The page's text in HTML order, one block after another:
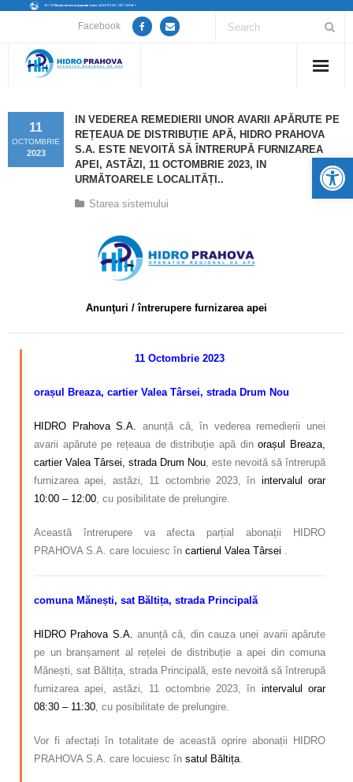
Facebook
Despre noi
Anunțuri lucrări / opriri apă
Comunicare
Contact
IN VEDEREA REMEDIERII UNOR AVARII APĂRUTE PE
REȚEAUA DE DISTRIBUȚIE APĂ, HIDRO PRAHOVA
S.A. ESTE NEVOITĂ SĂ ÎNTRERUPĂ FURNIZAREA
APEI, ASTĂZI, 11 OCTOMBRIE 2023, IN
URMĂTOARELE LOCALITĂȚI..
11
OCTOMBRIE
2023
Starea sistemului
Anunţuri / întrerupere furnizarea apei
11 Octombrie 2023
orașul Breaza, cartier Valea Târsei, strada Drum Nou
HIDRO Prahova S.A.
anunță că, în vederea remedierii unei
avarii apărute pe rețeaua de distribuție apă dinorașul Breaza,
cartier Valea Târsei, strada Drum Nou , este nevoită să întrerupă
furnizarea apei, astăzi, 11 octombrie 2023, în intervalul orar
10:00 – 12:00 , cu posibilitate de prelungire.
Această întrerupere va afecta parțial abonații HIDRO
PRAHOVA S.A. care locuiesc în cartierul Valea Târsei
comuna Mănești, sat Băltița, strada Principală
HIDRO Prahova S.A. anunță că, din cauza unei avarii apărute
pe un branșament al rețelei de distribuție a apei din comuna
Mănești, sat Băltița, strada Principală, este nevoită să întrerupă
furnizarea apei, astăzi, 11 octombrie 2023, în intervalul orar
08:30 – 11:30, cu posibilitate de prelungire.
Vor fi afectați în totalitate de această oprire abonații HIDRO
PRAHOVA S.A. care locuiesc în satul Băltița.